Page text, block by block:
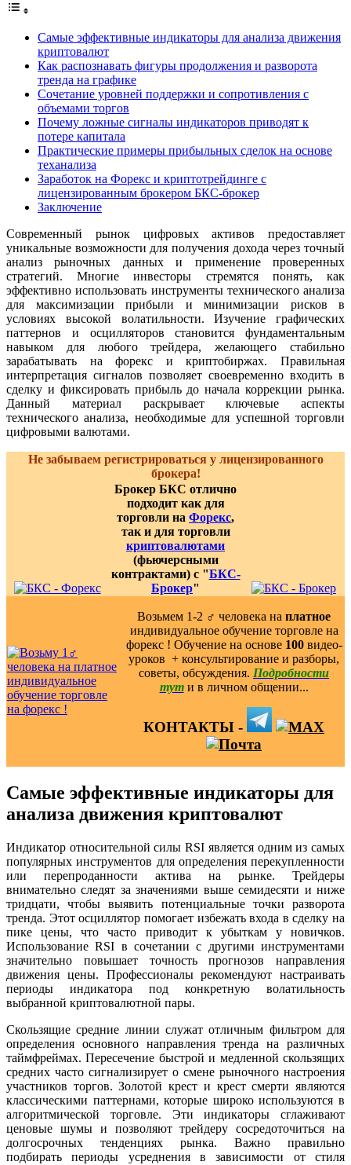
Самые эффективные индикаторы для анализа движения
криптовалют
Как распознавать фигуры продолжения и разворота
тренда на графике
Сочетание уровней поддержки и сопротивления с
объемами торгов
Почему ложные сигналы индикаторов приводят к
потере капитала
Практические примеры прибыльных сделок на основе
теханализа
Заработок на Форекс и криптотрейдинге с
лицензированным брокером БКС-брокер
Заключение
Современный рынок цифровых активов предоставляет
уникальные возможности для получения дохода через точный
анализ рыночных данных и применение проверенных
стратегий. Многие инвесторы стремятся понять, как
эффективно использовать инструменты технического анализа
для максимизации прибыли и минимизации рисков в
условиях высокой волатильности. Изучение графических
паттернов и осцилляторов становится фундаментальным
навыком для любого трейдера, желающего стабильно
зарабатывать на форекс и криптобиржах. Правильная
интерпретация сигналов позволяет своевременно входить в
сделку и фиксировать прибыль до начала коррекции рынка.
Данный материал раскрывает ключевые аспекты
технического анализа, необходимые для успешной торговли
цифровыми валютами.
Не забываем регистрироваться у лицензированного
брокера!
Брокер БКС отлично
подходит как для
торговли на Форекс,
так и для торговли
криптовалютами
(фьючерсными
контрактами) с "БКС-
Брокер"
Возьмем 1-2 ‍♂️ человека на платное
индивидуальное обучение торговле на
форекс ! Обучение на основе 100видео-
уроков ️ + консультирование и разборы,
советы, обсуждения. Подробности
тут и в личном общении...
КОНТАКТЫ -
Самые эффективные индикаторы для
анализа движения криптовалют
Индикатор относительной силы RSI является одним из самых
популярных инструментов для определения перекупленности
или перепроданности актива на рынке. Трейдеры
внимательно следят за значениями выше семидесяти и ниже
тридцати, чтобы выявить потенциальные точки разворота
тренда. Этот осциллятор помогает избежать входа в сделку на
пике цены, что часто приводит к убыткам у новичков.
Использование RSI в сочетании с другими инструментами
значительно повышает точность прогнозов направления
движения цены. Профессионалы рекомендуют настраивать
периоды индикатора под конкретную волатильность
выбранной криптовалютной пары.
Скользящие средние линии служат отличным фильтром для
определения основного направления тренда на различных
таймфреймах. Пересечение быстрой и медленной скользящих
средних часто сигнализирует о смене рыночного настроения
участников торгов. Золотой крест и крест смерти являются
классическими паттернами, которые широко используются в
алгоритмической торговле. Эти индикаторы сглаживают
ценовые шумы и позволяют трейдеру сосредоточиться на
долгосрочных тенденциях рынка. Важно правильно
подбирать периоды усреднения в зависимости от стиля